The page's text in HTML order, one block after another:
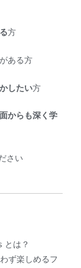
方
ある方
したい方
からも深く学
さい
とは？
ず楽しめるフ